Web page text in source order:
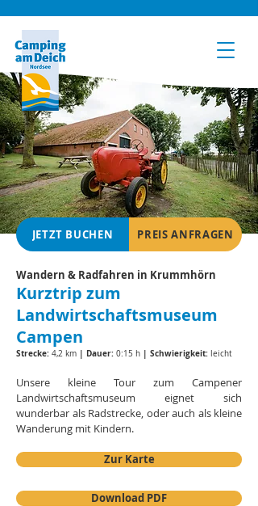
JETZT BUCHEN PREIS ANFRAGEN
Wandern & Radfahren in Krummhörn
Kurztrip zum
Landwirtschaftsmuseum
Campen
Strecke: 4,2 km | Dauer: 0:15 h | Schwierigkeit: leicht
Unsere kleine Tour zum Campener
Landwirtschaftsmuseum eignet sich
wunderbar als Radstrecke, oder auch als kleine
Wanderung mit Kindern.
Zur Karte
Download PDF